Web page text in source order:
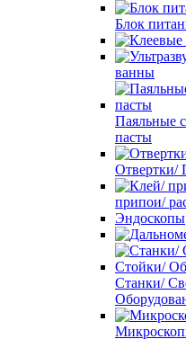
Блок
ванны
Паяльные
пасты
Отвертки/
припои/
Эндоскопы
Станки/